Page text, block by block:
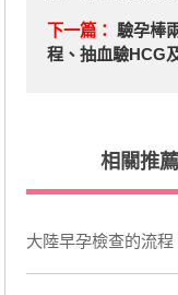
下一篇： 驗孕棒
程、抽血驗HCG
相關推薦
大陸早孕檢查的流